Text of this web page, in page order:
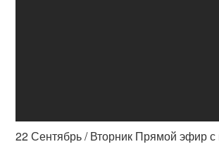
22 Сентябрь / Вторник Прямой эфир